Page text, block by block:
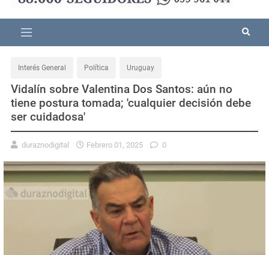
Interés General Política Uruguay
Vidalín sobre Valentina Dos Santos: aún no
tiene postura tomada; 'cualquier decisión debe
ser cuidadosa'
duraznodigital Febrero 01, 2025 0